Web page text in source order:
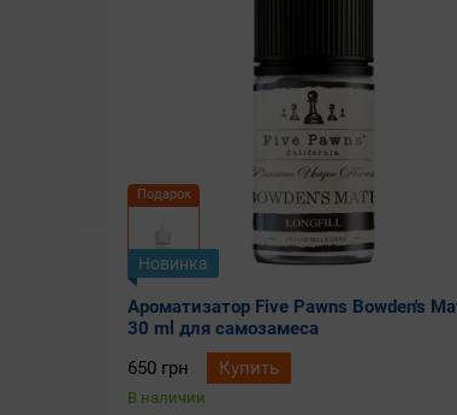
Подарок
Новинка
Ароматизатор Five Pawns Bowden's
30 ml для самозамеса
650 грн
Купить
В наличии